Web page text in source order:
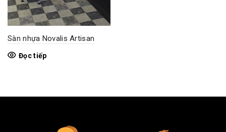
Sàn nhựa Novalis Artisan
Đọc tiếp